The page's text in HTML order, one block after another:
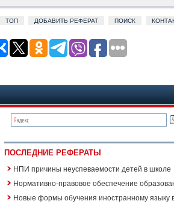
ТОП ДОБАВИТЬ РЕФЕРАТ ПОИСК
ПОСЛЕДНИЕ РЕФЕРАТЫ
НПИ причины неуспеваемости детей в школе
Нормативно-правовое обеспечение
Новые формы обучения иностранному языку